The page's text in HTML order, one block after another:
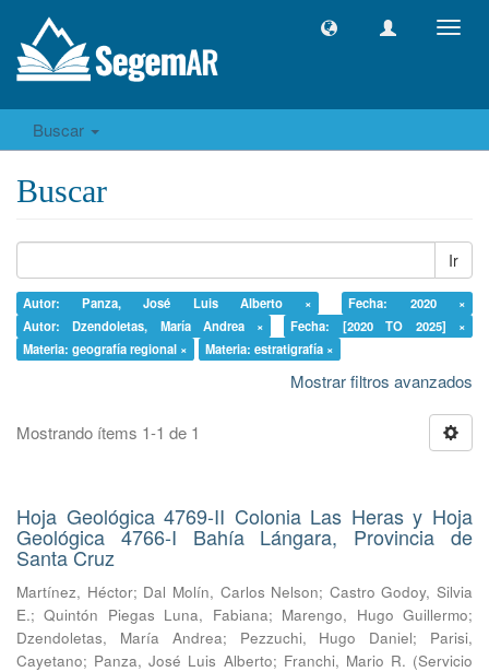
Buscar
Buscar
Ir
Autor: Panza, José Luis Alberto ×
Fecha: 2020 ×
Autor: Dzendoletas, María Andrea ×
Fecha: [2020 TO 2025] ×
Materia: geografía regional ×
Materia: estratigrafía ×
Mostrar filtros avanzados
Mostrando ítems 1-1 de 1
Hoja Geológica 4769-II Colonia Las Heras y Hoja
Geológica 4766-I Bahía Lángara, Provincia de
Santa Cruz
Martínez, Héctor; Dal Molín, Carlos Nelson; Castro Godoy, Silvia
E.;Quintón Piegas Luna, Fabiana; Marengo, Hugo Guillermo;
Dzendoletas, María Andrea; Pezzuchi, Hugo Daniel; Parisi,
Cayetano; Panza, José Luis Alberto; Franchi, Mario R. (Servicio